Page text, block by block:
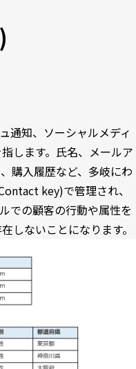
通知、ソーシャルメディ
します。氏名、メールア
購入履歴など、多岐にわ
key)で管理され、
での顧客の行動や属性を
ないことになります。